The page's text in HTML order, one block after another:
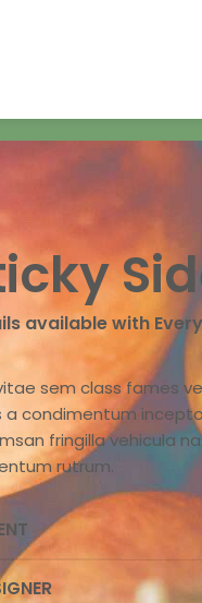
available with
sem class fames
a condimentum
fringilla vehicula
rutrum.